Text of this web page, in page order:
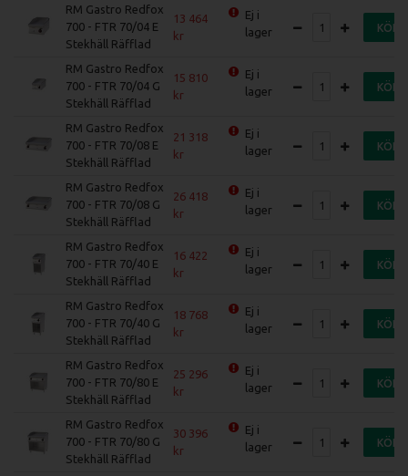
RM Gastro Redfox
700 - FTR 70/04 E
Stekhäll Räfflad
13 464
Ej i
lager
KÖP
RM Gastro Redfox
700 - FTR 70/04 G
Stekhäll Räfflad
15 810
Ej i
lager
KÖP
RM Gastro Redfox
700 - FTR 70/08 E
Stekhäll Räfflad
21 318
Ej i
lager
KÖP
RM Gastro Redfox
700 - FTR 70/08 G
Stekhäll Räfflad
26 418
Ej i
lager
KÖP
RM Gastro Redfox
700 - FTR 70/40 E
Stekhäll Räfflad
16 422
Ej i
lager
KÖP
RM Gastro Redfox
700 - FTR 70/40 G
Stekhäll Räfflad
18 768
Ej i
lager
KÖP
RM Gastro Redfox
700 - FTR 70/80 E
Stekhäll Räfflad
25 296
Ej i
lager
KÖP
RM Gastro Redfox
700 - FTR 70/80 G
Stekhäll Räfflad
30 396
Ej i
lager
KÖP